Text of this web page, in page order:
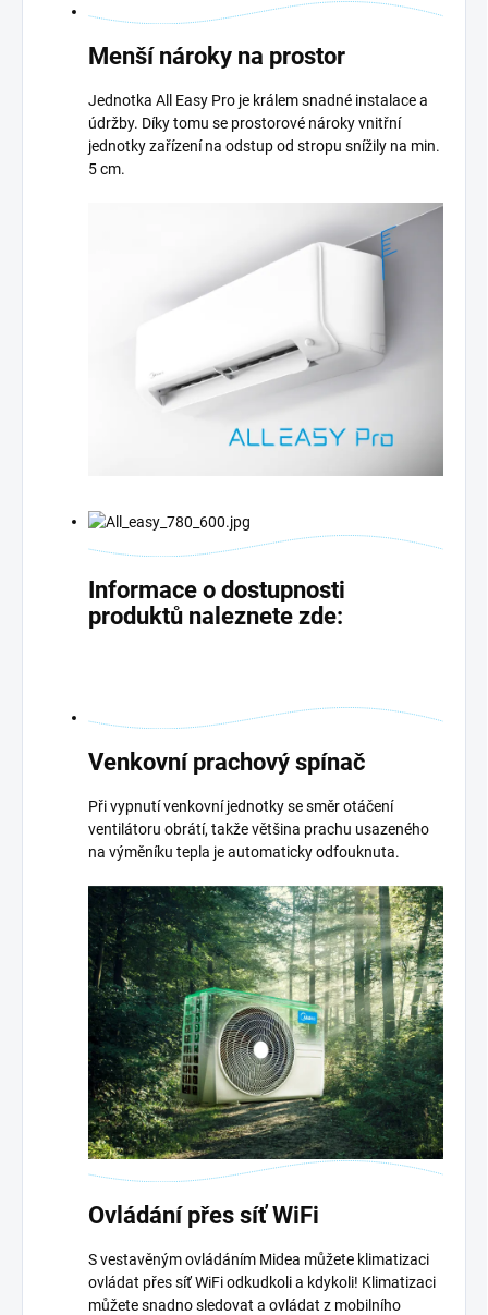
Menší nároky na prostor
Jednotka All Easy Pro je králem snadné instalace a
údržby. Díky tomu se prostorové nároky vnitřní
jednotky zařízení na odstup od stropu snížily na min.
5 cm.
Informace o dostupnosti
produktů naleznete zde:
Venkovní prachový spínač
Při vypnutí venkovní jednotky se směr otáčení
ventilátoru obrátí, takže většina prachu usazeného
na výměníku tepla je automaticky odfouknuta.
Ovládání přes síť WiFi
S vestavěným ovládáním Midea můžete klimatizaci
ovládat přes síť WiFi odkudkoli a kdykoli! Klimatizaci
můžete snadno sledovat a ovládat z mobilního